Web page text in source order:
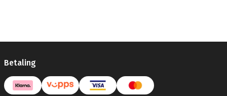
Betaling